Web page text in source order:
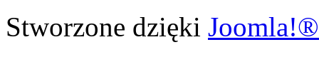
Stworzone dzięki Joomla!®